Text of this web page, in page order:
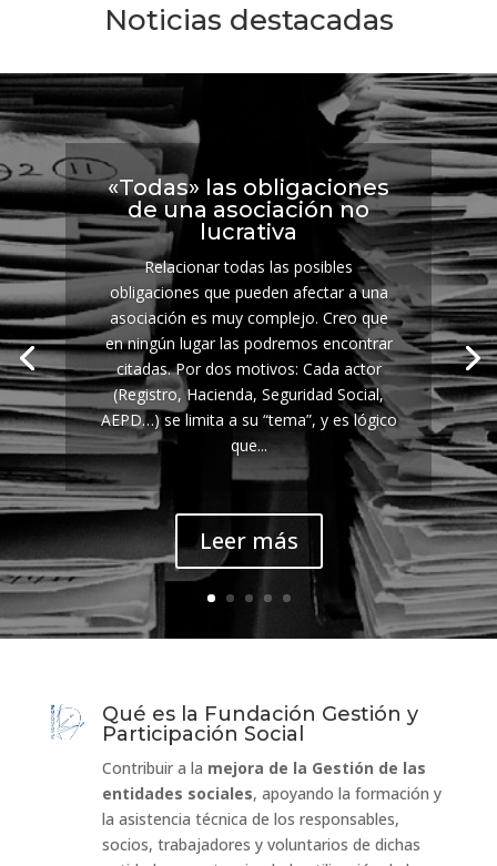
Noticias destacadas
«Todas» las obligaciones
de una asociación no
lucrativa
Relacionar todas las posibles
obligaciones que pueden afectar a una
asociación es muy complejo. Creo que
en ningún lugar las podremos encontrar
citadas. Por dos motivos: Cada actor
(Registro, Hacienda, Seguridad Social,
AEPD…) se limita a su “tema”, y es lógico
que...
Leer más
Qué es la Fundación Gestión y
Participación Social
Contribuir a la mejora de la Gestión de las
entidades sociales, apoyando la formación y
la asistencia técnica de los responsables,
socios, trabajadores y voluntarios de dichas